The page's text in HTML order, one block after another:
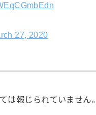
27, 2020
は報じられていません。